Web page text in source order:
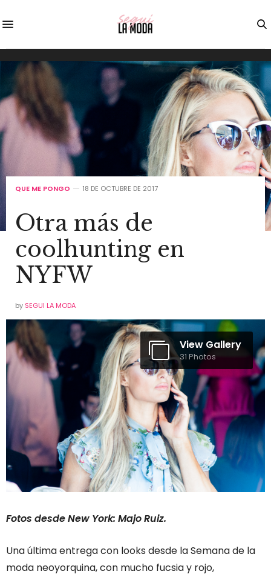
QUE ME PONGO 18 DE OCTUBRE DE 2017
Otra más de
coolhunting en
NYFW
by SEGUI LA MODA
View Gallery
31 Photos
Fotos desde New York: Majo Ruiz.
Una última entrega con looks desde la Semana de la
moda neoyorquina, con mucho fucsia y rojo,